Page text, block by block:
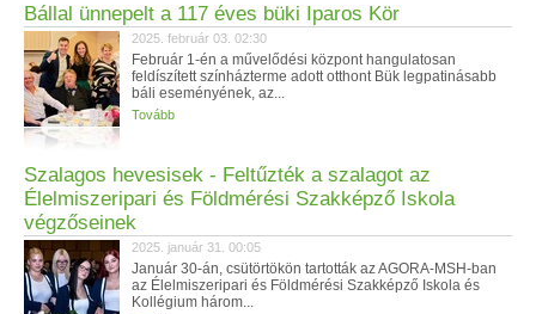
Bállal ünnepelt a 117 éves büki Iparos Kör
2025. február 03. 02:30
Február 1-én a művelődési központ hangulatosan
feldíszített színházterme adott otthont Bük legpatinásabb
báli eseményének, az...
Tovább
Szalagos hevesisek - Feltűzték a szalagot az
Élelmiszeripari és Földmérési Szakképző Iskola
végzőseinek
2025. január 31. 00:05
Január 30-án, csütörtökön tartották az AGORA-MSH-ban
az Élelmiszeripari és Földmérési Szakképző Iskola és
Kollégium három...